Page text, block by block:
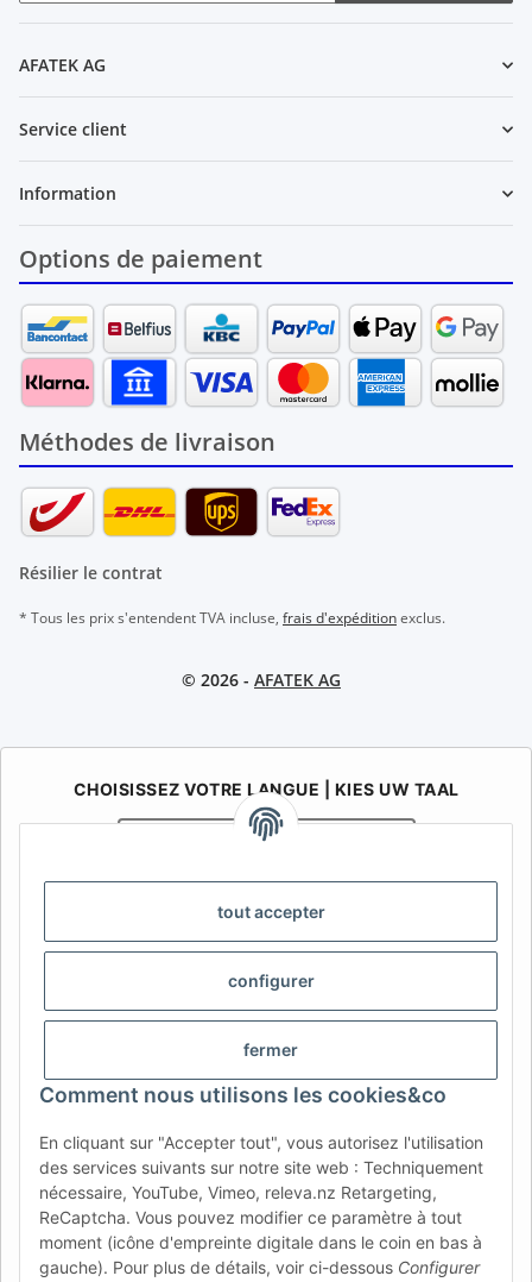
tout accepter
configurer
fermer
Comment nous utilisons les cookies&co
En cliquant sur "Accepter tout", vous autorisez l'utilisation
des services suivants sur notre site web : Techniquement
nécessaire, YouTube, Vimeo, releva.nz Retargeting,
ReCaptcha. Vous pouvez modifier ce paramètre à tout
moment (icône d'empreinte digitale dans le coin en bas à
gauche). Pour plus de détails, voir ci-dessous Configurer
AFATEK AG
Service client
Information
Options de paiement
Méthodes de livraison
Résilier le contrat
* Tous les prix s'entendent TVA incluse, frais d'expéditionexclus.
© 2026 - AFATEK AG
CHOISISSEZ VOTRE LANGUE | KIES UW TAAL
AFATEK Belgique / België
Votre spécialiste en pièces détachées pour remorques | Uw
Contact:info@afatek.com
CHOISIR LA RÉGION ET LA LANGUE | SELECCIONAR REGIÓN E
IDIOMA
DE AT CH (DE) CH (FR)
CH (IT) BE (NL) BE (FR)
FR ES DK PL
UK NZ USA MX PT